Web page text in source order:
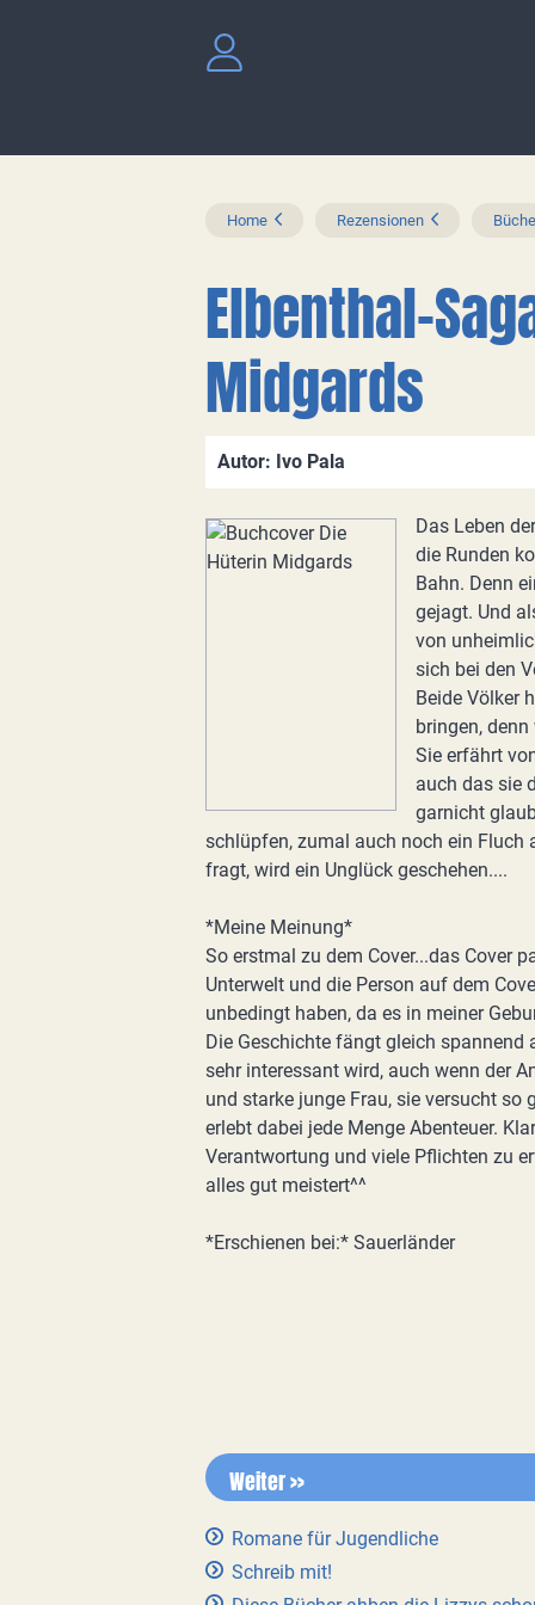
Home Rezensionen
Elbenthal-
Midgards
Autor: Ivo Pala
Das Leben
die Runden
Bahn. Denn
gejagt. Und
von
sich bei den
Beide Völker
bringen,
Sie erfährt
auch das sie
garnicht
schlüpfen, zumal auch noch ein Fluch
fragt, wird ein Unglück geschehen....
*Meine Meinung*
So erstmal zu dem Cover...das Cover
Unterwelt und die Person auf dem
unbedingt haben, da es in meiner
Die Geschichte fängt gleich
sehr interessant wird, auch wenn der
und starke junge Frau, sie versucht so
erlebt dabei jede Menge Abenteuer.
Verantwortung und viele Pflichten zu
alles gut meistert^^
*Erschienen bei:* Sauerländer
Weiter >>
Romane für Jugendliche
Schreib mit!